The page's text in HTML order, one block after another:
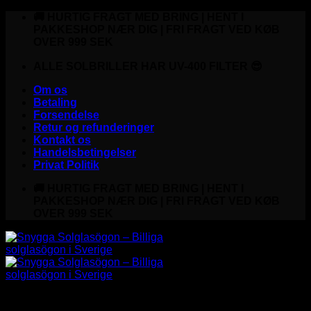
Om os
Betaling
Forsendelse
Retur og refunderinger
Kontakt os
Handelsbetingelser
Privat Politik